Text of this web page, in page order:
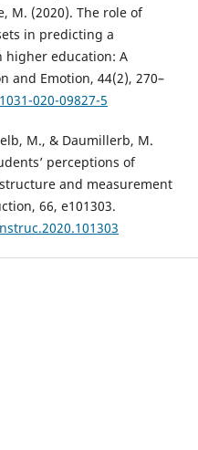
M. (2020). The role of
in predicting a
higher education: A
and Emotion, 44(2), 270–
020-09827-5
M., & Daumillerb, M.
perceptions of
and measurement
66, e101303.